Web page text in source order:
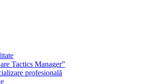
Tactics Manager”
profesională